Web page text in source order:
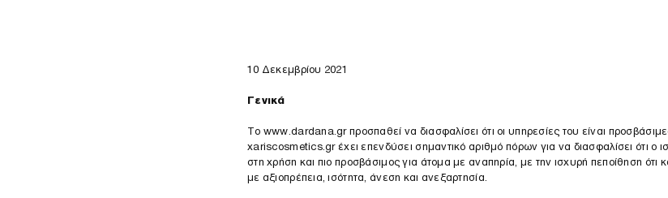
10 Δεκεμβρίου 2021
Γενικά
Το www.dardana.grπροσπαθεί να διασφαλίσει ότι οι υπηρεσίες του είναι
xariscosmetics.gr έχει επενδύσει σημαντικό αριθμό πόρων για να διασφαλίσει ότι ο
στη χρήση και πιο προσβάσιμος για άτομα με αναπηρία, με την ισχυρή πεποίθηση ότι
με αξιοπρέπεια, ισότητα, άνεση και ανεξαρτησία.